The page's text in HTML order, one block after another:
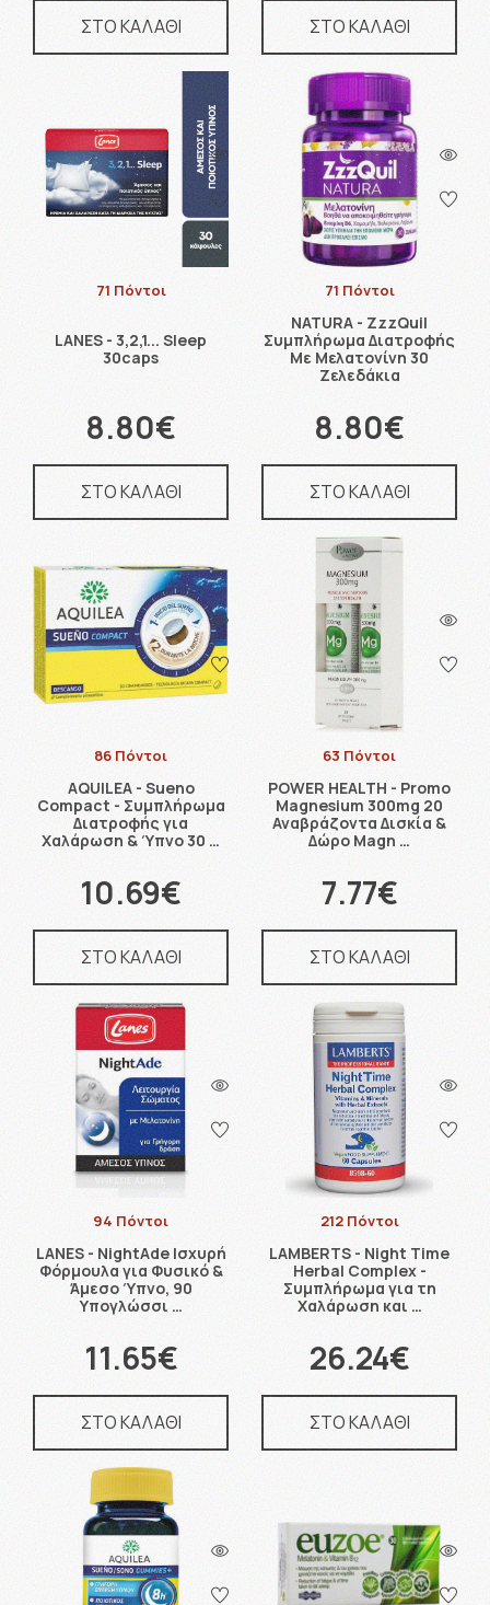
ΣΤΟ ΚΑΛΑΘΙ ΣΤΟ ΚΑΛΑΘΙ
71 Πόντοι
LANES - 3,2,1... Sleep
30caps
8.80€
ΣΤΟ ΚΑΛΑΘΙ
71 Πόντοι
NATURA - ZzzQuil
Συμπλήρωμα Διατροφής
Με Μελατονίνη 30
Ζελεδάκια
8.80€
ΣΤΟ ΚΑΛΑΘΙ
86 Πόντοι
AQUILEA - Sueno
Compact - Συμπλήρωμα
Διατροφής για
Χαλάρωση & Ύπνο 30 …
10.69€
ΣΤΟ ΚΑΛΑΘΙ
63 Πόντοι
POWER HEALTH - Promo
Magnesium 300mg 20
Αναβράζοντα Δισκία &
Δώρο Magn …
7.77€
ΣΤΟ ΚΑΛΑΘΙ
94 Πόντοι
LANES - NightAde Ισχυρή
Φόρμουλα για Φυσικό &
Άμεσο Ύπνο, 90
Υπογλώσσι …
11.65€
ΣΤΟ ΚΑΛΑΘΙ
212 Πόντοι
LAMBERTS - Night Time
Herbal Complex -
Συμπλήρωμα για τη
Χαλάρωση και …
26.24€
ΣΤΟ ΚΑΛΑΘΙ